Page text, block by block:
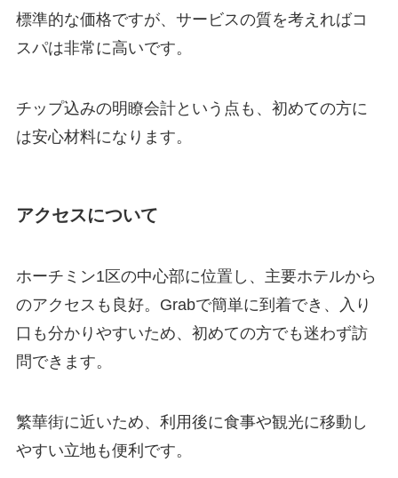
標準的な価格ですが、サービスの質を考えればコ
スパは非常に高いです。
チップ込みの明瞭会計という点も、初めての方に
は安心材料になります。
アクセスについて
ホーチミン1区の中心部に位置し、主要ホテルから
のアクセスも良好。Grabで簡単に到着でき、入り
口も分かりやすいため、初めての方でも迷わず訪
問できます。
繁華街に近いため、利用後に食事や観光に移動し
やすい立地も便利です。